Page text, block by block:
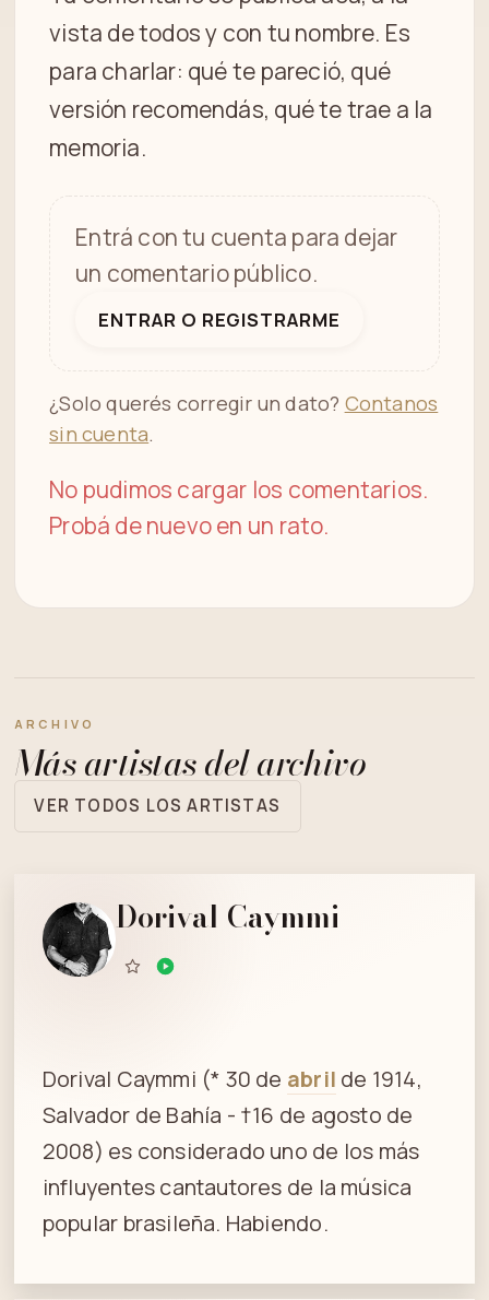
vista de todos y con tu nombre. Es
para charlar: qué te pareció, qué
versión recomendás, qué te trae a la
memoria.
Entrá con tu cuenta para dejar
un comentario público.
ENTRAR O REGISTRARME
¿Solo querés corregir un dato? Contanos
sin cuenta.
No pudimos cargar los comentarios.
Probá de nuevo en un rato.
ARCHIVO
Más artistas del archivo
VER TODOS LOS ARTISTAS
Dorival Caymmi
Dorival Caymmi (* 30 de abril de 1914,
Salvador de Bahía - †16 de agosto de
2008) es considerado uno de los más
influyentes cantautores de la música
popular brasileña. Habiendo.